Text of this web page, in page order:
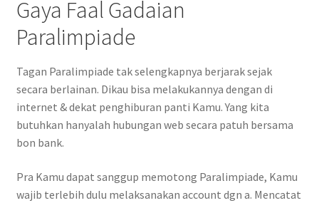
Gaya Faal Gadaian
Paralimpiade
Tagan Paralimpiade tak selengkapnya berjarak sejak
secara berlainan. Dikau bisa melakukannya dengan di
internet & dekat penghiburan panti Kamu. Yang kita
butuhkan hanyalah hubungan web secara patuh bersama
bon bank.
Pra Kamu dapat sanggup memotong Paralimpiade, Kamu
wajib terlebih dulu melaksanakan account dgn a. Mencatat